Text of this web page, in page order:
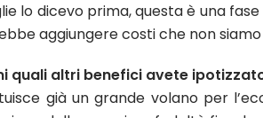
lo dicevo prima, questa è una
aggiungere costi che non
quali altri benefici avete
già un grande volano per